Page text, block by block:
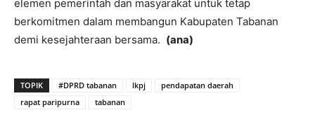
elemen pemerintah dan masyarakat untuk tetap
berkomitmen dalam membangun Kabupaten Tabanan
demi kesejahteraan bersama. (ana)
TOPIK #DPRD tabanan lkpj
pendapatan daerah
rapat paripurna
tabanan